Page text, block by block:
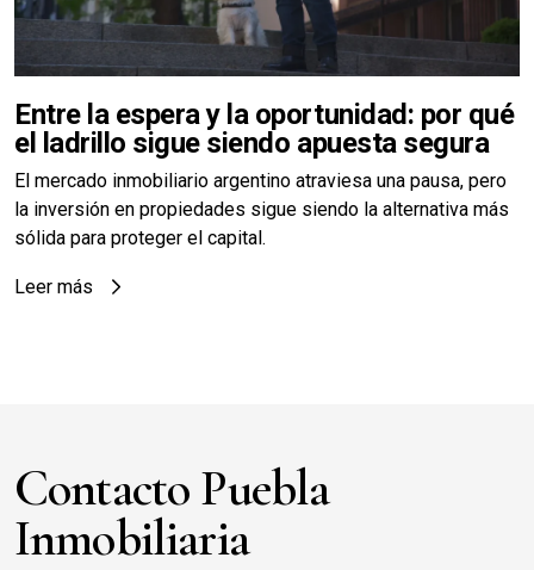
Entre la espera y la oportunidad: por qué
el ladrillo sigue siendo apuesta segura
El mercado inmobiliario argentino atraviesa una pausa, pero
la inversión en propiedades sigue siendo la alternativa más
sólida para proteger el capital.
Leer más
Contacto Puebla
Inmobiliaria